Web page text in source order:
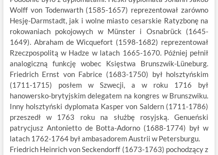
Wolff von Todenwarth (1585-1657) reprezentował zarówno
Hesję-Darmstadt, jak i wolne miasto cesarskie Ratyzbonę na
rokowaniach pokojowych w Münster i Osnabrück (1645-
1649). Abraham de Wicquefort (1598-1682) reprezentował
Rzeczpospolitą w Hadze w latach 1665-1670. Później pełnił
analogiczną funkcję wobec Księstwa Brunszwik-Lüneburg.
Friedrich Ernst von Fabrice (1683-1750) był holsztyńskim
(1711-1715) posłem w Szwecji, a w roku 1716 był
hanowersko-brytyjskim delegatem na kongres w Brunszwiku.
Inny holsztyński dyplomata Kasper von Saldern (1711-1786)
przeszedł w 1763 roku na służbę rosyjską. Genueński
patrycjusz Antonietto de Botta-Adorno (1688-1774) był w
latach 1762-1764 był ambasadorem Austrii w Petersburgu.
Friedrich Heinrich von Seckendorff (1673-1763) pochodzący z